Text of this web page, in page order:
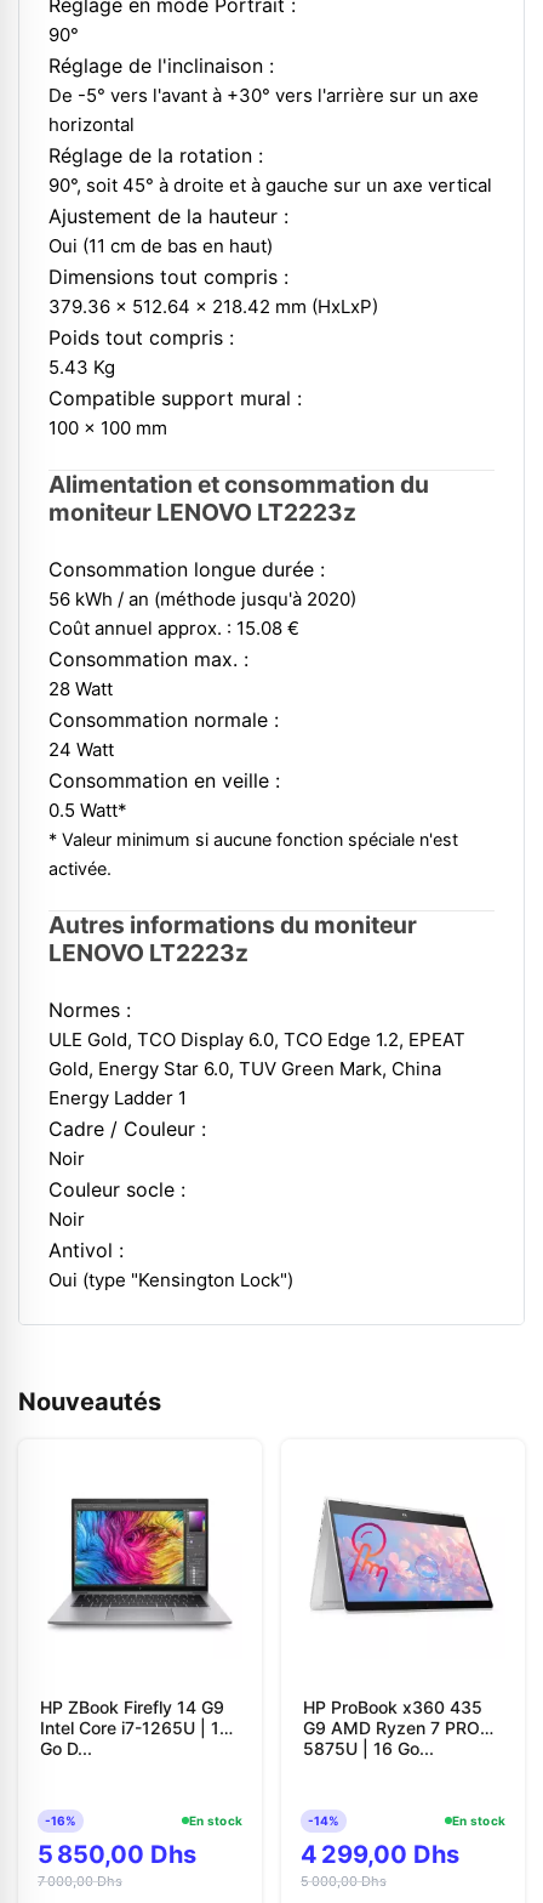
Réglage en mode Portrait :
90°
Réglage de l'inclinaison :
De -5° vers l'avant à +30° vers l'arrière sur un axe
horizontal
Réglage de la rotation :
90°, soit 45° à droite et à gauche sur un axe vertical
Ajustement de la hauteur :
Oui (11 cm de bas en haut)
Dimensions tout compris :
379.36 x 512.64 x 218.42 mm (HxLxP)
Poids tout compris :
5.43 Kg
Compatible support mural :
100 x 100 mm
Alimentation et consommation du
moniteur LENOVO LT2223z
Consommation longue durée :
56 kWh / an (méthode jusqu'à 2020)
Coût annuel approx. : 15.08 €
Consommation max. :
28 Watt
Consommation normale :
24 Watt
Consommation en veille :
0.5 Watt*
* Valeur minimum si aucune fonction spéciale n'est
activée.
Autres informations du moniteur
LENOVO LT2223z
Normes :
ULE Gold, TCO Display 6.0, TCO Edge 1.2, EPEAT
Gold, Energy Star 6.0, TUV Green Mark, China
Energy Ladder 1
Cadre / Couleur :
Noir
Couleur socle :
Noir
Antivol :
Oui (type "Kensington Lock")
Nouveautés
HP ZBook Firefly 14 G9
Intel Core i7-1265U | 16
Go D...
-16% En stock
5 850,00 Dhs
7 000,00 Dhs
HP ProBook x360 435
G9 AMD Ryzen 7 PRO
5875U | 16 Go...
-14% En stock
4 299,00 Dhs
5 000,00 Dhs